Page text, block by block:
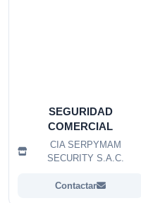
SEGURIDAD
COMERCIAL
CIA SERPYMAM
SECURITY S.A.C.
Contactar